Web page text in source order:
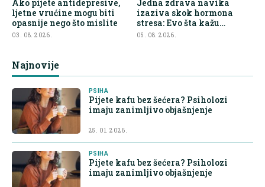
Ako pijete antidepresive,
ljetne vrućine mogu biti
opasnije nego što mislite
03. 08. 2026.
Jedna zdrava navika
izaziva skok hormona
stresa: Evo šta kažu
endokrinolozi
05. 08. 2026.
Najnovije
PSIHA
Pijete kafu bez šećera? Psiholozi
imaju zanimljivo objašnjenje
25. 01. 2026.
PSIHA
Pijete kafu bez šećera? Psiholozi
imaju zanimljivo objašnjenje